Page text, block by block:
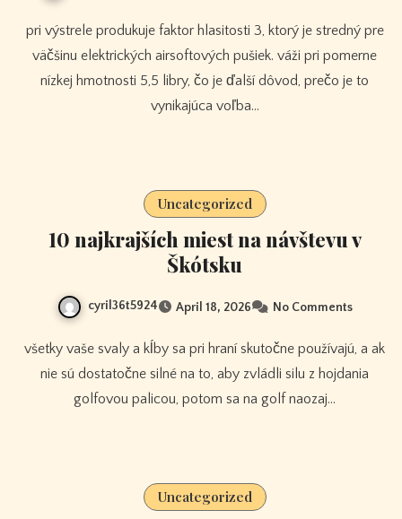
pri výstrele produkuje faktor hlasitosti 3, ktorý je stredný pre
väčšinu elektrických airsoftových pušiek. váži pri pomerne
nízkej hmotnosti 5,5 libry, čo je ďalší dôvod, prečo je to
vynikajúca voľba…
Uncategorized
10 najkrajších miest na návštevu v
Škótsku
cyril36t5924 April 18, 2026 No Comments
všetky vaše svaly a kĺby sa pri hraní skutočne používajú, a ak
nie sú dostatočne silné na to, aby zvládli silu z hojdania
golfovou palicou, potom sa na golf naozaj…
Uncategorized